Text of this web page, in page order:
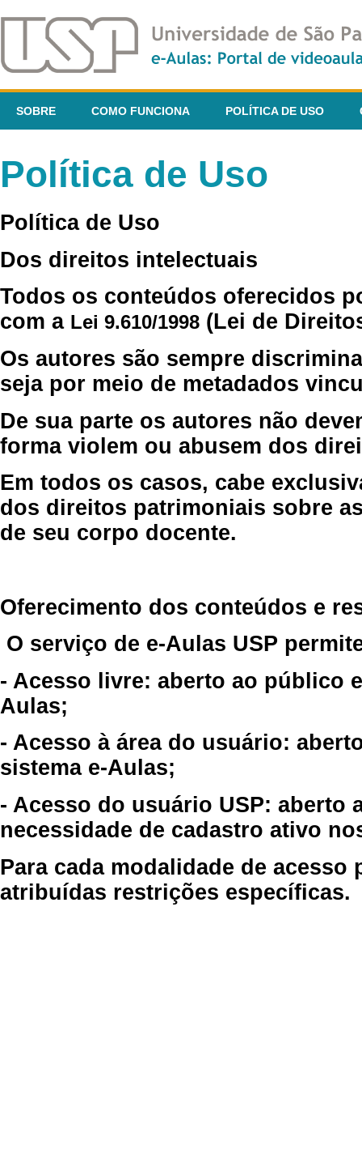
SOBRE COMO FUNCIONA POLÍTICA DE USO
Política de Uso
Política de Uso
Dos direitos intelectuais
Todos os conteúdos oferecidos
com a Lei 9.610/1998 (Lei de
Os autores são sempre
seja por meio de metadados
De sua parte os autores não
forma violem ou abusem dos
Em todos os casos, cabe
dos direitos patrimoniais sobre
de seu corpo docente.
Oferecimento dos conteúdos e
O serviço de e-Aulas USP
- Acesso livre: aberto ao público
Aulas;
- Acesso à área do usuário:
sistema e-Aulas;
- Acesso do usuário USP: aberto
necessidade de cadastro ativo
Para cada modalidade de
atribuídas restrições específicas.